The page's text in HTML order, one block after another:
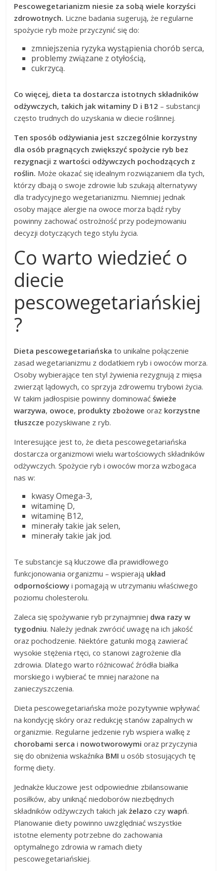
Pescowegetarianizm niesie za sobą wiele korzyści
zdrowotnych. Liczne badania sugerują, że regularne
spożycie ryb może przyczynić się do:
zmniejszenia ryzyka wystąpienia chorób serca,
problemy związane z otyłością,
cukrzycą.
Co więcej, dieta ta dostarcza istotnych składników
odżywczych, takich jak witaminy D i B12 – substancji
często trudnych do uzyskania w diecie roślinnej.
Ten sposób odżywiania jest szczególnie korzystny
dla osób pragnących zwiększyć spożycie ryb bez
rezygnacji z wartości odżywczych pochodzących z
roślin. Może okazać się idealnym rozwiązaniem dla tych,
którzy dbają o swoje zdrowie lub szukają alternatywy
dla tradycyjnego wegetarianizmu. Niemniej jednak
osoby mające alergie na owoce morza bądź ryby
powinny zachować ostrożność przy podejmowaniu
decyzji dotyczących tego stylu życia.
Co warto wiedzieć o
diecie
pescowegetariańskiej
?
Dieta pescowegetariańska to unikalne połączenie
zasad wegetarianizmu z dodatkiem ryb i owoców morza.
Osoby wybierające ten styl żywienia rezygnują z mięsa
zwierząt lądowych, co sprzyja zdrowemu trybowi życia.
W takim jadłospisie powinny dominowaćświeże
warzywa, owoce, produkty zbożowe oraz korzystne
tłuszcze pozyskiwane z ryb.
Interesujące jest to, że dieta pescowegetariańska
dostarcza organizmowi wielu wartościowych składników
odżywczych. Spożycie ryb i owoców morza wzbogaca
nas w:
kwasy Omega-3,
witaminę D,
witaminę B12,
minerały takie jak selen,
minerały takie jak jod.
Te substancje są kluczowe dla prawidłowego
funkcjonowania organizmu – wspierają układ
odpornościowy i pomagają w utrzymaniu właściwego
poziomu cholesterolu.
Zaleca się spożywanie ryb przynajmniej dwa razy w
tygodniu. Należy jednak zwrócić uwagę na ich jakość
oraz pochodzenie. Niektóre gatunki mogą zawierać
wysokie stężenia rtęci, co stanowi zagrożenie dla
zdrowia. Dlatego warto różnicować źródła białka
morskiego i wybierać te mniej narażone na
zanieczyszczenia.
Dieta pescowegetariańska może pozytywnie wpływać
na kondycję skóry oraz redukcję stanów zapalnych w
organizmie. Regularne jedzenie ryb wspiera walkę z
chorobami serca i nowotworowymi oraz przyczynia
się do obniżenia wskaźnika BMI u osób stosujących tę
formę diety.
Jednakże kluczowe jest odpowiednie zbilansowanie
posiłków, aby uniknąć niedoborów niezbędnych
składników odżywczych takich jakżelazo czywapń.
Planowanie diety powinno uwzględniać wszystkie
istotne elementy potrzebne do zachowania
optymalnego zdrowia w ramach diety
pescowegetariańskiej.